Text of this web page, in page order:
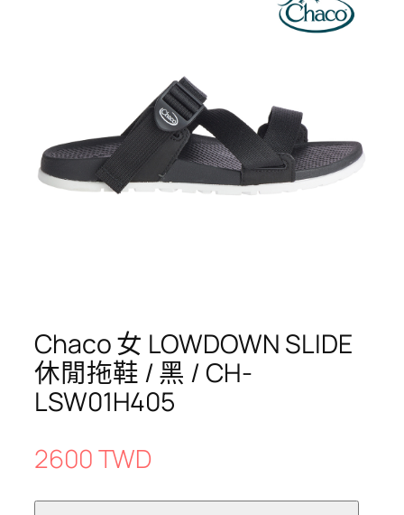
Chaco 女 LOWDOWN SLIDE
休閒拖鞋 / 黑 / CH-
LSW01H405
2600 TWD